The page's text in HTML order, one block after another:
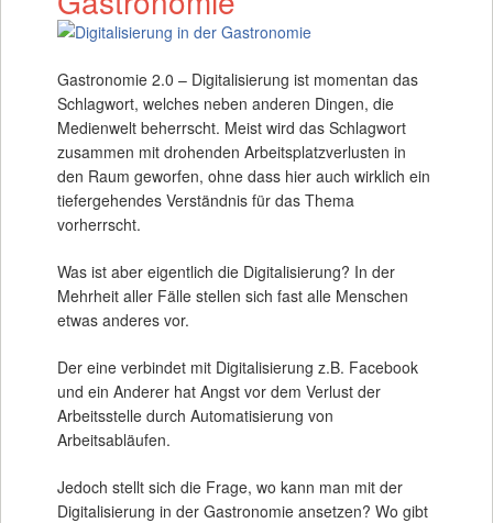
Gastronomie 2.0 – Digitalisierung ist momentan das
Schlagwort, welches neben anderen Dingen, die
Medienwelt beherrscht. Meist wird das Schlagwort
zusammen mit drohenden Arbeitsplatzverlusten in
den Raum geworfen, ohne dass hier auch wirklich ein
tiefergehendes Verständnis für das Thema
vorherrscht.
Was ist aber eigentlich die Digitalisierung? In der
Mehrheit aller Fälle stellen sich fast alle Menschen
etwas anderes vor.
Der eine verbindet mit Digitalisierung z.B. Facebook
und ein Anderer hat Angst vor dem Verlust der
Arbeitsstelle durch Automatisierung von
Arbeitsabläufen.
Jedoch stellt sich die Frage, wo kann man mit der
Digitalisierung in der Gastronomie ansetzen? Wo gibt